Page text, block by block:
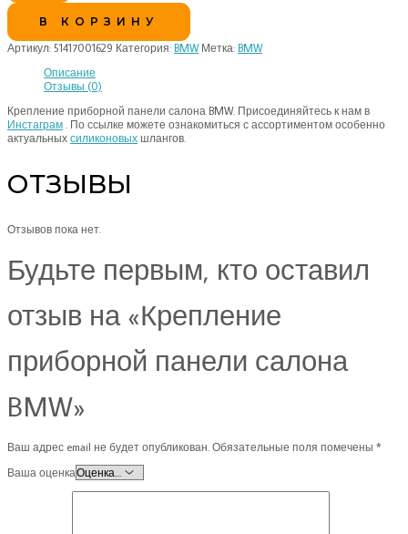
В КОРЗИНУ
Артикул: 51417001629 Категория: BMW Метка: BMW
Описание
Отзывы (0)
Крепление приборной панели салона BMW. Присоединяйтесь к нам в
Инстаграм . По ссылке можете ознакомиться с ассортиментом особенно
актуальных силиконовых шлангов.
ОТЗЫВЫ
Отзывов пока нет.
Будьте первым, кто оставил
отзыв на «Крепление
приборной панели салона
BMW»
Ваш адрес email не будет опубликован. Обязательные поля помечены *
Ваша оценка